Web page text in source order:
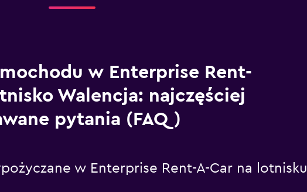
w Enterprise Rent-
Walencja: najczęściej
pytania (FAQ)
w Enterprise Rent-A-Car na lotnisku